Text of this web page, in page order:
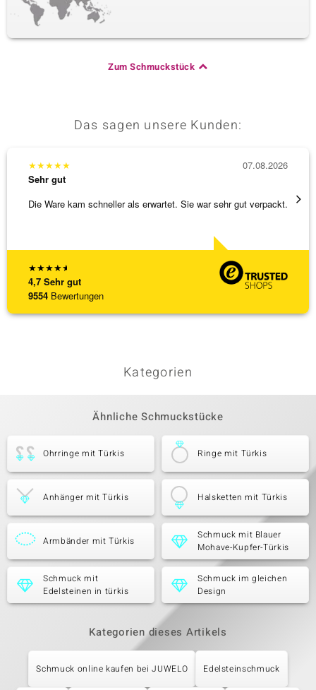
Zum Schmuckstück
Das sagen unsere Kunden:
★★★★★
4,7 Sehr gut
9554 Bewertungen
★★★★★
Sehr gut
Die Ware kam schneller als erwartet. Sie war sehr gut verpackt.
07.08.2026
Eine
Kategorien
Ähnliche Schmuckstücke
Ohrringe mit Türkis Ringe mit Türkis
Anhänger mit Türkis Halsketten mit Türkis
Armbänder mit Türkis
Schmuck mit Blauer
Mohave-Kupfer-Türkis
Schmuck mit
Edelsteinen in türkis
Schmuck im gleichen
Design
Kategorien dieses Artikels
Schmuck online kaufen bei JUWELO Edelsteinschmuck